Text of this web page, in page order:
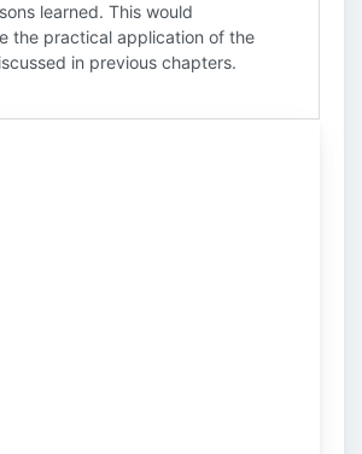
learned. This would
the practical application of the
in previous chapters.